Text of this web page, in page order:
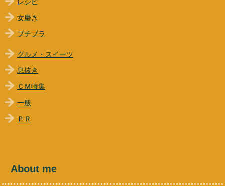
レシピ
女磨き
プチプラ
グルメ・スイーツ
息抜き
ＣＭ特集
一般
ＰＲ
About me